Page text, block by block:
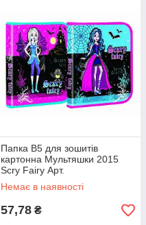
Папка В5 для зошитів
картонна Мультяшки 2015
Scry Fairy Арт.
Немає в наявності
57,78 ₴